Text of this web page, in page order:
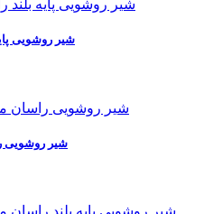
شیر روشویی
شیر روشویی